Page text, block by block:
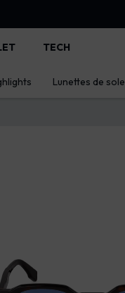
TECH
Lunettes de